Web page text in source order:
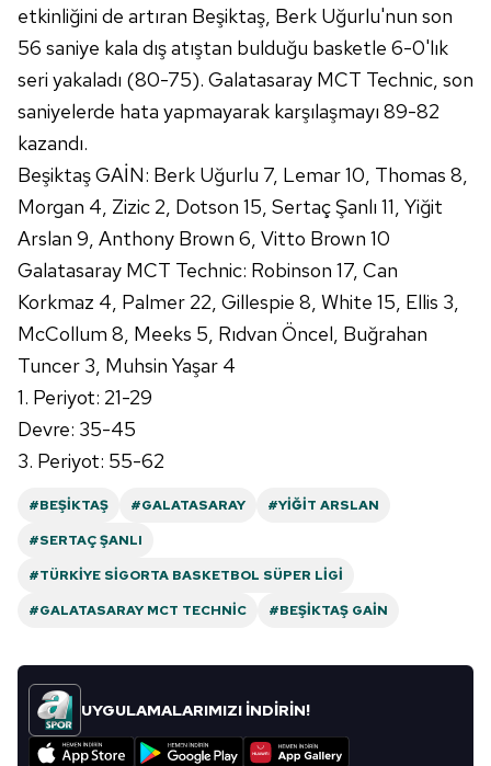
Sizlere daha iyi bir hizmet sunabilmek için İnternet
Sitemizde kendimize ve üçüncü kişilere ait çerezler
kullanılmaktadır. Bu çerezler vasıtasıyla çeşitli kişisel
verileriniz işlenmekte olup gerekli olan çerezler bilgi
toplumu hizmetlerinin sunulması amacıyla
kullanılmaktadır. Diğer çerezler, sitemizin daha işlevsel
kılınması ve kişiselleştirilmesi ve sizlere yönelik
reklam/pazarlama faaliyetlerinin yapılması, amaçlarıyla
sınırlı olarak açık rızanız dahilinde kullanılacaktır.
Çerezlere ilişkin tercihlerinizi aşağıda yer alan panel
vasıtasıyla belirleyebilirsiniz. Çerezlere ilişkin detaylı bilgi
için Ayarlar butonuna tıklayabilir,
Metnimizi ziyaret edebilirsiniz.
hazırlanmış Aydınlatma Metnimizi okumak ve sitemizde
ilgili mevzuata uygun olarak kullanılan çerezlerle ilgili bilgi
etkinliğini de artıran Beşiktaş, Berk Uğurlu'nun son
56 saniye kala dış atıştan bulduğu basketle 6-0'lık
seri yakaladı (80-75). Galatasaray MCT Technic, son
saniyelerde hata yapmayarak karşılaşmayı 89-82
kazandı.
Beşiktaş GAİN: Berk Uğurlu 7, Lemar 10, Thomas 8,
Morgan 4, Zizic 2, Dotson 15, Sertaç Şanlı 11, Yiğit
Arslan 9, Anthony Brown 6, Vitto Brown 10
Galatasaray MCT Technic: Robinson 17, Can
Korkmaz 4, Palmer 22, Gillespie 8, White 15, Ellis 3,
McCollum 8, Meeks 5, Rıdvan Öncel, Buğrahan
Tuncer 3, Muhsin Yaşar 4
1. Periyot: 21-29
Devre: 35-45
3. Periyot: 55-62
#BEŞIKTAŞ #GALATASARAY
#YIĞIT ARSLAN
#SERTAÇ ŞANLI
#TÜRKİYE SIGORTA BASKETBOL SÜPER LIGI
#GALATASARAY MCT TECHNIC
#BEŞIKTAŞ GAİN
UYGULAMALARIMIZI İNDİRİN!